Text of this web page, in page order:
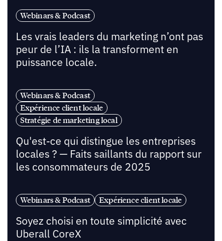
Webinars & Podcast
Les vrais leaders du marketing n’ont pas
peur de l’IA : ils la transforment en
puissance locale.
Webinars & Podcast
Expérience client locale
Stratégie de marketing local
Qu'est-ce qui distingue les entreprises
locales ? — Faits saillants du rapport sur
les consommateurs de 2025
Webinars & Podcast Expérience client locale
Soyez choisi en toute simplicité avec
Uberall CoreX